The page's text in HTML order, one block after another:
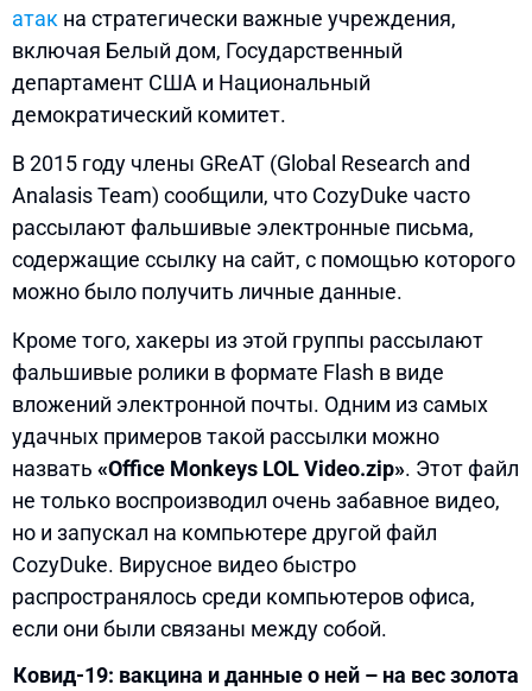
атак на стратегически важные учреждения,
включая Белый дом, Государственный
департамент США и Национальный
демократический комитет.
В 2015 году члены GReAT (Global Research and
Analasis Team) сообщили, что CozyDuke часто
рассылают фальшивые электронные письма,
содержащие ссылку на сайт, с помощью которого
можно было получить личные данные.
Кроме того, хакеры из этой группы рассылают
фальшивые ролики в формате Flash в виде
вложений электронной почты. Одним из самых
удачных примеров такой рассылки можно
назвать «Office Monkeys LOL Video.zip». Этот файл
не только воспроизводил очень забавное видео,
но и запускал на компьютере другой файл
CozyDuke. Вирусное видео быстро
распространялось среди компьютеров офиса,
если они были связаны между собой.
Ковид-19: вакцина и данные о ней – на вес золота